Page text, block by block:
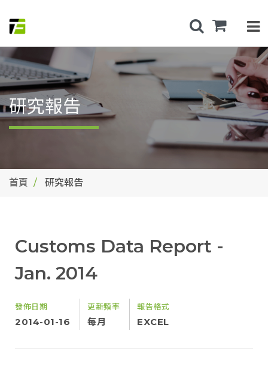
研究報告
首頁 研究報告
Customs Data Report -
Jan. 2014
發佈日期
2014-01-16
更新頻率
每月
報告格式
EXCEL